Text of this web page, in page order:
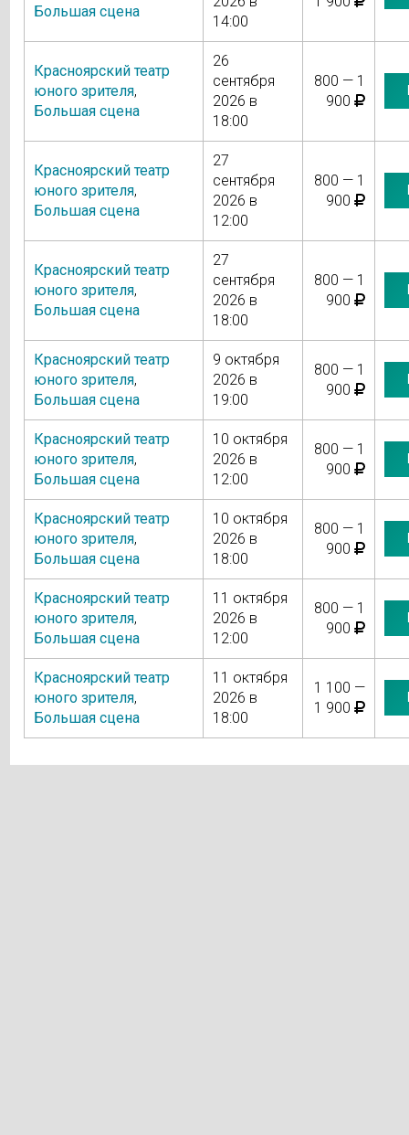
Большая сцена
14:00
Красноярский театр
юного зрителя,
Большая сцена
26
сентября
2026 в
18:00
800 — 1
900
Красноярский театр
юного зрителя,
Большая сцена
27
сентября
2026 в
12:00
800 — 1
900
Красноярский театр
юного зрителя,
Большая сцена
27
сентября
2026 в
18:00
800 — 1
900
Красноярский театр
юного зрителя,
Большая сцена
9 октября
2026 в
19:00
800 — 1
900
Красноярский театр
юного зрителя,
Большая сцена
10 октября
2026 в
12:00
800 — 1
900
Красноярский театр
юного зрителя,
Большая сцена
10 октября
2026 в
18:00
800 — 1
900
Красноярский театр
юного зрителя,
Большая сцена
11 октября
2026 в
12:00
800 — 1
900
Красноярский театр
юного зрителя,
Большая сцена
11 октября
2026 в
18:00
1 100 —
1 900